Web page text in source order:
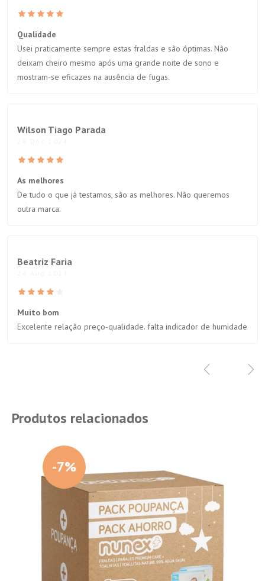
Qualidade
Usei praticamente sempre estas fraldas e são óptimas. Não
deixam cheiro mesmo após uma grande noite de sono e
mostram-se eficazes na ausência de fugas.
Wilson Tiago Parada
As melhores
De tudo o que já testamos, são as melhores. Não queremos
outra marca.
Beatriz Faria
Muito bom
Excelente relação preço-qualidade. falta indicador de humidade
Produtos relacionados
-7%